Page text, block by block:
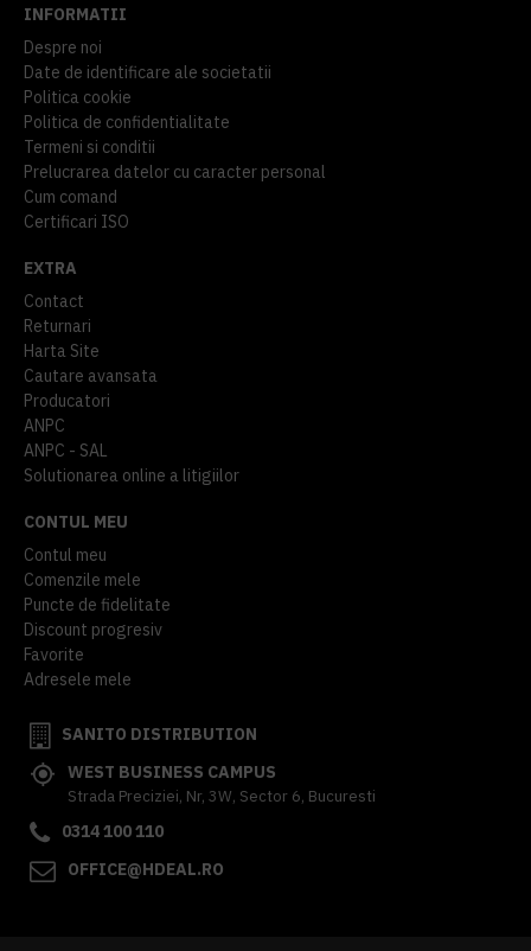
INFORMATII
Despre noi
Date de identificare ale societatii
Politica cookie
Politica de confidentialitate
Termeni si conditii
Prelucrarea datelor cu caracter personal
Cum comand
Certificari ISO
EXTRA
Contact
Returnari
Harta Site
Cautare avansata
Producatori
ANPC
ANPC - SAL
Solutionarea online a litigiilor
CONTUL MEU
Contul meu
Comenzile mele
Puncte de fidelitate
Discount progresiv
Favorite
Adresele mele
SANITO DISTRIBUTION
WEST BUSINESS CAMPUS
Strada Preciziei, Nr, 3W, Sector 6, Bucuresti
0314 100 110
OFFICE@HDEAL.RO